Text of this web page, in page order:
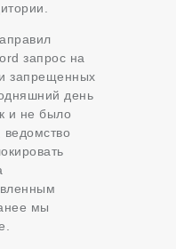
запрос на
запрещенных
день
и не было
ведомство
мы